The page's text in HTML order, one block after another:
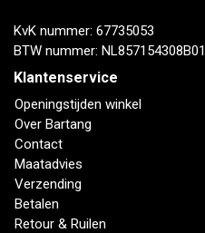
KvK nummer: 67735053
BTW nummer: NL857154308B01
Klantenservice
Openingstijden winkel
Over Bartang
Contact
Maatadvies
Verzending
Betalen
Retour & Ruilen